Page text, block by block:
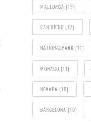
MALLORCA (13)
SAN DIEGO (12)
NATIONALPARK (11)
MONACO (11)
NEVADA (10)
BARCELONA (10)